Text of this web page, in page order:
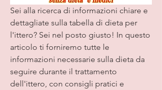
Sei alla ricerca di informazioni chiare e
dettagliate sulla tabella di dieta per
l'ittero? Sei nel posto giusto! In questo
articolo ti forniremo tutte le
informazioni necessarie sulla dieta da
seguire durante il trattamento
dell'ittero, con consigli pratici e